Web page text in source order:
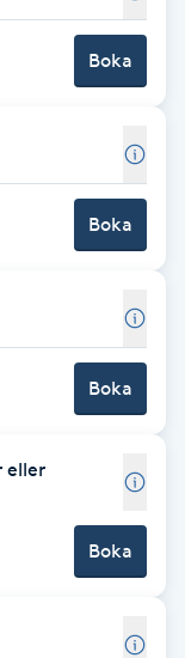
Boka
Boka
Boka
eller
Boka